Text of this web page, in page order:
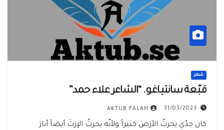
شعر
قبّـعة سانتيـاغـو. “الشاعر علاء حمد”
31/03/2023
AKTUB FALAH
كان جدّي يحرثُ الأرضَ كثيراً ولأنّه يحرثُ الإرثَ أيضاً أنارَ